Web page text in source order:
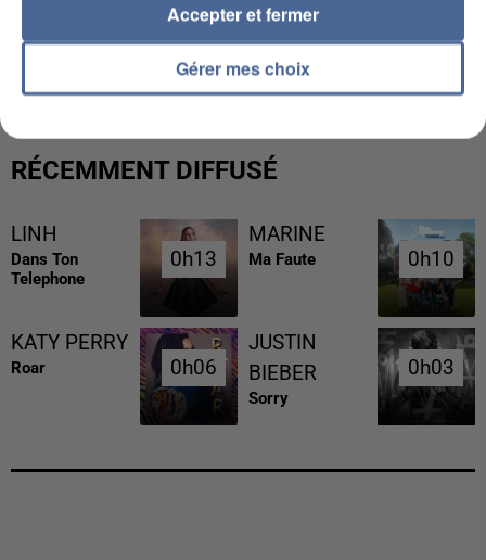
L’UN DES FONDATEURS SUPPOSÉS DE LA DZ
RÉCEMMENT DIFFUSÉ
LINH
Dans Ton
Telephone
0h13
0h13
MARINE
Ma Faute 0h10
0h10
KATY PERRY
Roar 0h06
0h06
JUSTIN
BIEBER
Sorry
0h03
0h03
Gérer mes choix
Accepter et fermer